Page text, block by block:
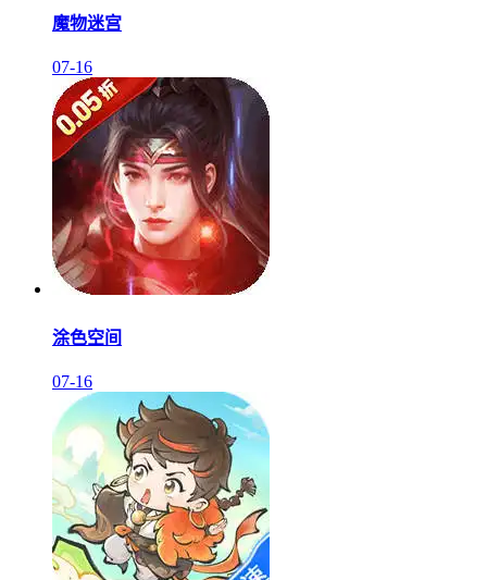
魔物迷宫
07-16
涂色空间
07-16